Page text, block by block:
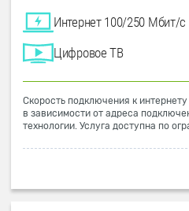
Интернет 100/250 Мбит/с
Цифровое ТВ
Скорость подключения к
в зависимости от адреса
технологии. Услуга доступна по